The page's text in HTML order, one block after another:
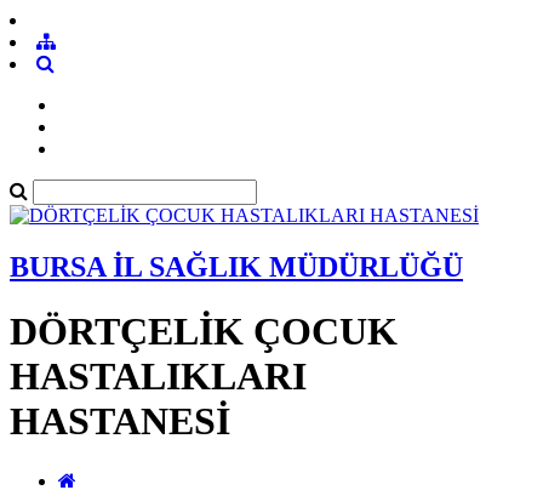
BURSA İL SAĞLIK MÜDÜRLÜĞÜ
DÖRTÇELİK ÇOCUK
HASTALIKLARI
HASTANESİ